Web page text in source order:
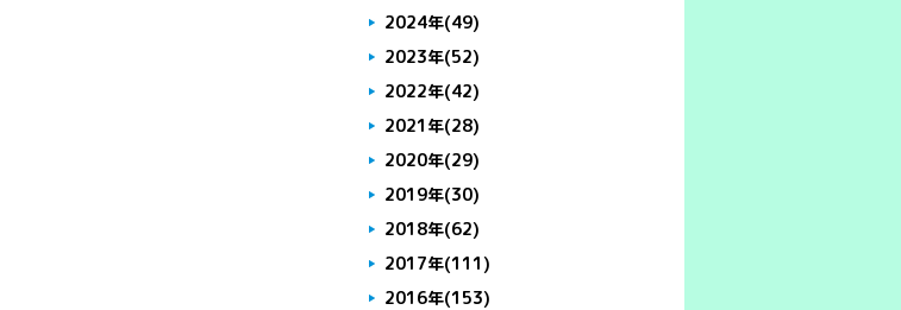
2024年(49)
2023年(52)
2022年(42)
2021年(28)
2020年(29)
2019年(30)
2018年(62)
2017年(111)
2016年(153)